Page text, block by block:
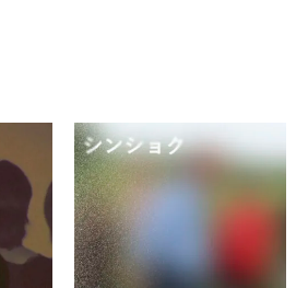
イセウユ、銀色なつみ、好田
一生、立花光、中澤有基、林
亮太、森吉由衣
シンショク
FabCafe Kyoto